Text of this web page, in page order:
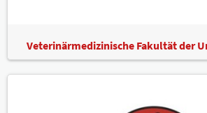
Veterinärmedizinische Fakultät der